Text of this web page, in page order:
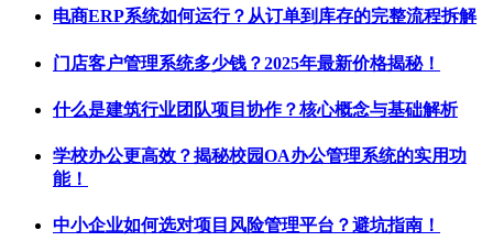
电商ERP系统如何运行？从订单到库存的完整流程拆解
门店客户管理系统多少钱？2025年最新价格揭秘！
什么是建筑行业团队项目协作​？核心概念与基础解析
学校办公更高效？揭秘校园OA办公管理系统的实用功
能！
中小企业如何选对项目风险管理平台？避坑指南！